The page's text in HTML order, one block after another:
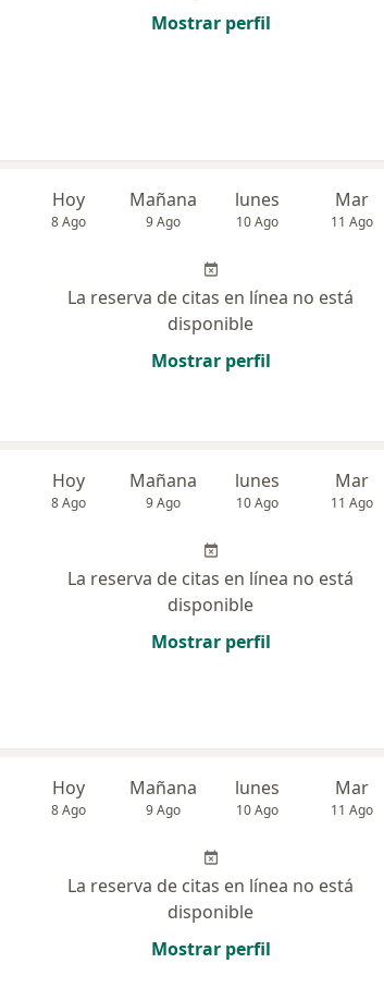
Mostrar perfil
Hoy
8 Ago
Mañana
9 Ago
lunes
10 Ago
Mar
11 Ago
La reserva de citas en línea no está
disponible
Mostrar perfil
Hoy
8 Ago
Mañana
9 Ago
lunes
10 Ago
Mar
11 Ago
La reserva de citas en línea no está
disponible
Mostrar perfil
Hoy
8 Ago
Mañana
9 Ago
lunes
10 Ago
Mar
11 Ago
La reserva de citas en línea no está
disponible
Mostrar perfil